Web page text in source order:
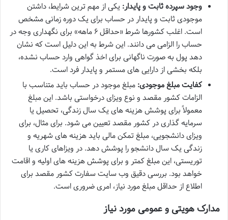
وجود سپرده ثابت و پایدار: یکی از مهم ترین شرایط، داشتن
موجودی ثابت و پایدار در حساب برای یک دوره زمانی مشخص
است. اغلب کشورها شرط «حداقل ۶ ماهه» برای نگهداری وجه در
حساب را الزامی می دانند. این شرط به این دلیل است که نشان
دهد پول به صورت ناگهانی برای اخذ گواهی وارد حساب نشده،
بلکه بخشی از دارایی های مستمر و پایدار فرد است.
کفایت مبلغ موجودی: مبلغ موجود در حساب باید متناسب با
الزامات کشور مقصد و نوع ویزای درخواستی باشد. این مبلغ
معمولاً برای پوشش هزینه های یک سال زندگی، تحصیل یا
سرمایه گذاری در کشور مقصد تعیین می شود. برای مثال، برای
ویزای دانشجویی، مبلغ تمکن مالی باید هزینه های شهریه و
زندگی یک سال دانشجو را پوشش دهد. در ویزاهای کاری یا
توریستی، این مبلغ کمتر و برای پوشش هزینه های اولیه و اقامت
خواهد بود. بررسی دقیق وب سایت سفارت کشور مقصد برای
اطلاع از حداقل مبلغ مورد نیاز، امری ضروری است.
مدارک هویتی و عمومی مورد نیاز